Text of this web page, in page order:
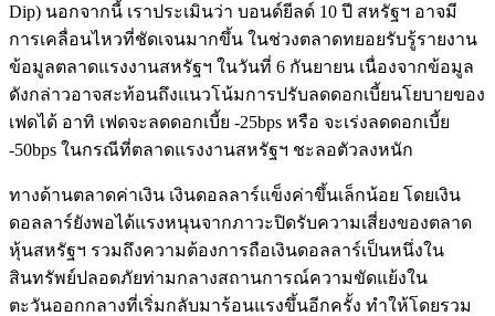
Dip) นอกจากนี้ เราประเมินว่า บอนด์ยีลด์ 10 ปี สหรัฐฯ อาจมี
การเคลื่อนไหวที่ชัดเจนมากขึ้น ในช่วงตลาดทยอยรับรู้รายงาน
ข้อมูลตลาดแรงงานสหรัฐฯ ในวันที่ 6 กันยายน เนื่องจากข้อมูล
ดังกล่าวอาจสะท้อนถึงแนวโน้มการปรับลดดอกเบี้ยนโยบายของ
เฟดได้ อาทิ เฟดจะลดดอกเบี้ย -25bps หรือ จะเร่งลดดอกเบี้ย
-50bps ในกรณีที่ตลาดแรงงานสหรัฐฯ ชะลอตัวลงหนัก
ทางด้านตลาดค่าเงิน เงินดอลลาร์แข็งค่าขึ้นเล็กน้อย โดยเงิน
ดอลลาร์ยังพอได้แรงหนุนจากภาวะปิดรับความเสี่ยงของตลาด
หุ้นสหรัฐฯ รวมถึงความต้องการถือเงินดอลลาร์เป็นหนึ่งใน
สินทรัพย์ปลอดภัยท่ามกลางสถานการณ์ความขัดแย้งใน
ตะวันออกกลางที่เริ่มกลับมาร้อนแรงขึ้นอีกครั้ง ทำให้โดยรวม